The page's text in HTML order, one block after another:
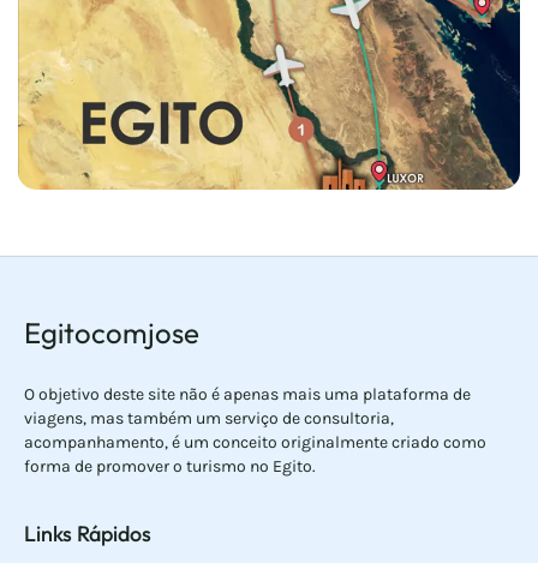
Egitocomjose
O objetivo deste site não é apenas mais uma plataforma de
viagens, mas também um serviço de consultoria,
acompanhamento, é um conceito originalmente criado como
forma de promover o turismo no Egito.
Links Rápidos